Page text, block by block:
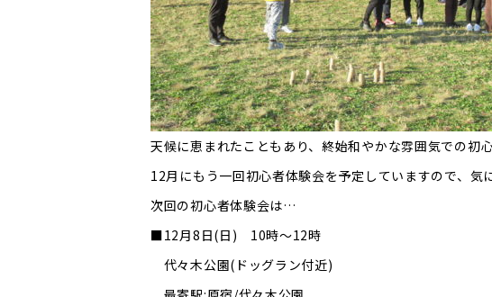
天候に恵まれたこともあり、終始和やかな雰囲気での初
12月にもう一回初心者体験会を予定していますので、気
次回の初心者体験会は…
■12月8日(日) 10時～12時
代々木公園(ドッグラン付近)